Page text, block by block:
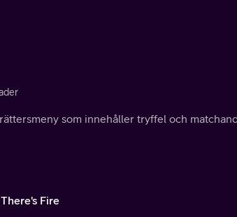
som innehåller tryffel och
Fire